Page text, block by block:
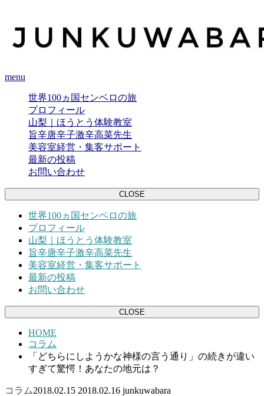
menu
世界100ヵ国センベロの旅
プロフィール
山梨｜ほうとう体験教室
旨辛唐辛子激辛高菜先生
美容室経営・集客サポート
最新の投稿
お問い合わせ
CLOSE
世界100ヵ国センベロの旅
プロフィール
山梨｜ほうとう体験教室
旨辛唐辛子激辛高菜先生
美容室経営・集客サポート
最新の投稿
お問い合わせ
CLOSE
HOME
コラム
「どちらにしようかな神様の言う通り」の続きが違い
すぎて驚愕！あなたの地元は？
コラム2018.02.15 2018.02.16 junkuwabara